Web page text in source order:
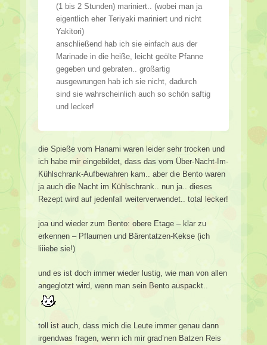
(1 bis 2 Stunden) mariniert.. (wobei man ja
eigentlich eher Teriyaki mariniert und nicht
Yakitori)
anschließend hab ich sie einfach aus der
Marinade in die heiße, leicht geölte Pfanne
gegeben und gebraten.. großartig
ausgewrungen hab ich sie nicht, dadurch
sind sie wahrscheinlich auch so schön saftig
und lecker!
die Spieße vom Hanami waren leider sehr trocken und
ich habe mir eingebildet, dass das vom Über-Nacht-Im-
Kühlschrank-Aufbewahren kam.. aber die Bento waren
ja auch die Nacht im Kühlschrank.. nun ja.. dieses
Rezept wird auf jedenfall weiterverwendet.. total lecker!
joa und wieder zum Bento: obere Etage – klar zu
erkennen – Pflaumen und Bärentatzen-Kekse (ich
liiiebe sie!)
und es ist doch immer wieder lustig, wie man von allen
angeglotzt wird, wenn man sein Bento auspackt..
toll ist auch, dass mich die Leute immer genau dann
irgendwas fragen, wenn ich mir grad’nen Batzen Reis